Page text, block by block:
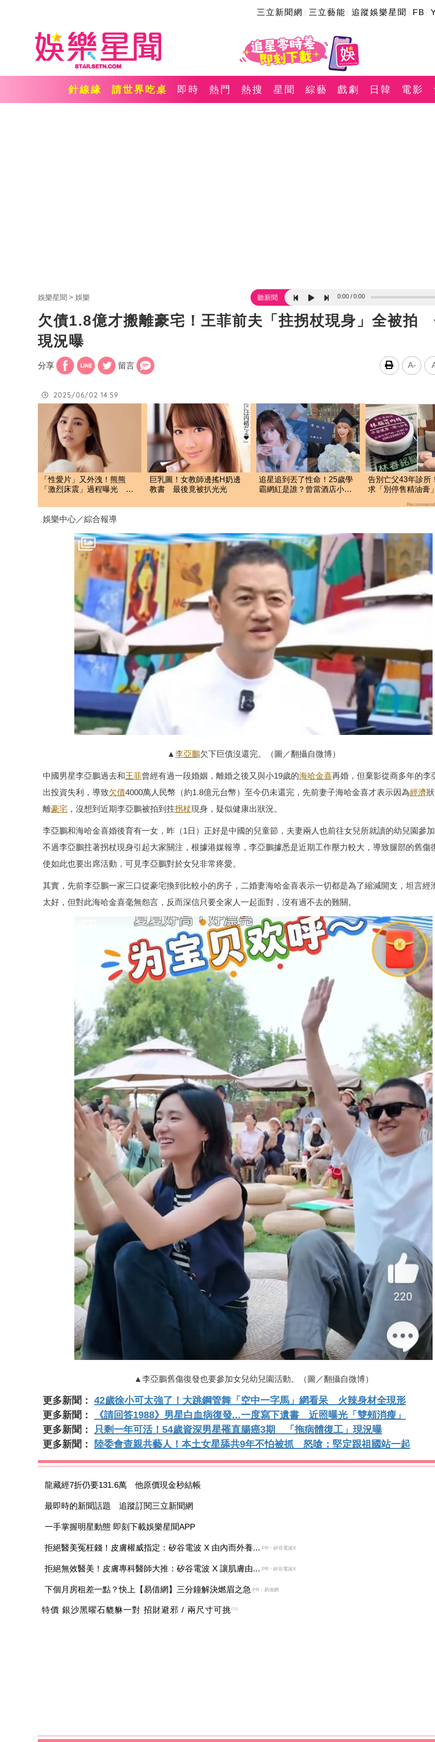
三立新聞網 三立藝能 追蹤娛樂星聞 FB
針線緣 請世界吃桌 即時 熱門 熱搜 星聞 綜藝 戲劇 日韓 電影
娛樂星聞 娛樂 聽新聞 0:00 0:00
欠債1.8億才搬離豪宅！王菲前夫「拄拐杖現身」全被拍
現況曝
分享 留言 A-
2025/06/02 14:59
「性愛片」又外洩！熊熊
「激烈床震」過程曝光 直
巨乳圖！女教師邊搖H奶邊
教書 最後竟被扒光光
追星追到丟了性命！25歲學
霸網紅是誰？曾當酒店小姐
告別亡父43年診所
求「別停售精油
娛樂中心／綜合報導
▲李亞鵬欠下巨債沒還完。（圖／翻攝自微博）
中國男星李亞鵬過去和王菲曾經有過一段婚姻，離婚之後又與小19歲的海哈金喜再婚，但棄影從商多年的李
出投資失利，導致欠債4000萬人民幣（約1.8億元台幣）至今仍未還完，先前妻子海哈金喜才表示因為經濟
離豪宅 ，沒想到近期李亞鵬被拍到拄拐杖現身，疑似健康出狀況。
李亞鵬和海哈金喜婚後育有一女，昨（1日）正好是中國的兒童節，夫妻兩人也前往女兒所就讀的幼兒園參
不過李亞鵬拄著拐杖現身引起大家關注，根據港媒報導，李亞鵬據悉是近期工作壓力較大，導致腿部的舊傷
使如此也要出席活動，可見李亞鵬對於女兒非常疼愛。
其實，先前李亞鵬一家三口從豪宅換到比較小的房子，二婚妻海哈金喜表示一切都是為了縮減開支，坦言經
太好，但對此海哈金喜毫無怨言，反而深信只要全家人一起面對，沒有過不去的難關。
▲李亞鵬舊傷復發也要參加女兒幼兒園活動。（圖／翻攝自微博）
更多新聞： 42歲徐小可太強了！大跳鋼管舞「空中一字馬」網看呆 火辣身材全現形
更多新聞：
《請回答1988》男星白血病復發...一度寫下遺書 近照曝光「雙頰消瘦」
更多新聞： 只剩一年可活！54歲資深男星罹直腸癌3期 「拖病體復工」現況曝
更多新聞：
陸委會查親共藝人！本土女星舔共9年不怕被抓 怒嗆：堅定跟祖國站一起
龍藏經7折仍要131.6萬 他原價現金秒結帳
最即時的新聞話題 追蹤訂閱三立新聞網
一手掌握明星動態 即刻下載娛樂星聞APP
拒絕醫美冤枉錢！皮膚權威指定：矽谷電波 X 由內而外養... PR・矽谷電波X
拒絕無效醫美！皮膚專科醫師大推：矽谷電波 X 讓肌膚由... PR・矽谷電波X
下個月房租差一點？快上【易借網】三分鐘解決燃眉之急 PR・易借網
特價 銀沙黑曜石貔貅一對 招財避邪 / 兩尺寸可挑 PR